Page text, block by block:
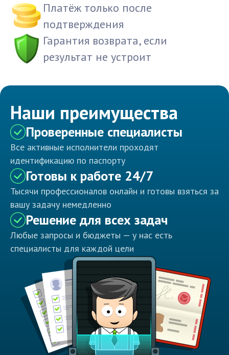
Платёж только после
подтверждения
Гарантия возврата, если
результат не устроит
Наши преимущества
Проверенные специалисты
Все активные исполнители проходят
идентификацию по паспорту
Готовы к работе 24/7
Тысячи профессионалов онлайн и готовы взяться за
вашу задачу немедленно
Решение для всех задач
Любые запросы и бюджеты — у нас есть
специалисты для каждой цели